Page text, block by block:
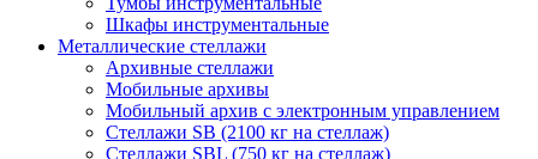
Шкафы инструментальные
Металлические стеллажи
Архивные стеллажи
Мобильные архивы
Мобильный архив с электронным управлением
Стеллажи SB (2100 кг на стеллаж)
Стеллажи SBL (750 кг на стеллаж)